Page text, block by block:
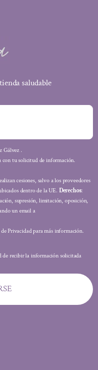
saludable
Gálvez .
tu solicitud de información.
cesiones, salvo a los proveedores
dentro de la UE. Derechos:
supresión, limitación, oposición,
un email a
Privacidad para más información.
recibir la información solicitada